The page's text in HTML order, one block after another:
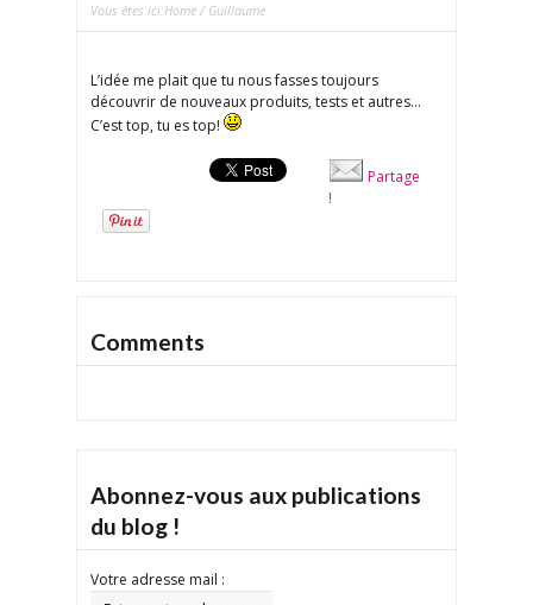
Vous êtes ici:Home / Guillaume
L’idée me plait que tu nous fasses toujours
découvrir de nouveaux produits, tests et autres…
C’est top, tu es top!
Partage
!
Comments
Abonnez-vous aux publications
du blog !
Votre adresse mail :